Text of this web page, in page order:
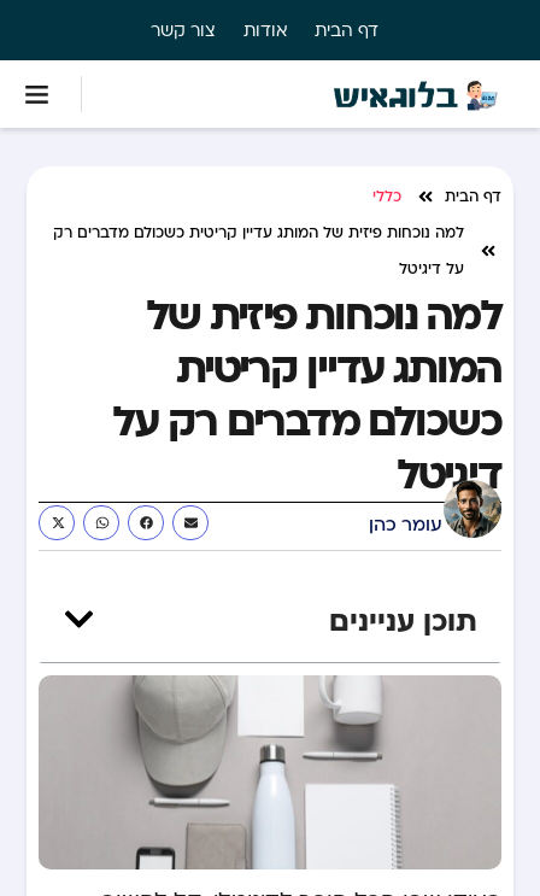
דף הבית אודות צור קשר
דף הבית
כללי
למה נוכחות פיזית של המותג עדיין קריטית כשכולם מדברים רק
על דיגיטל
למה נוכחות פיזית של
המותג עדיין קריטית
כשכולם מדברים רק על
דיגיטל
עומר כהן
תוכן עניינים